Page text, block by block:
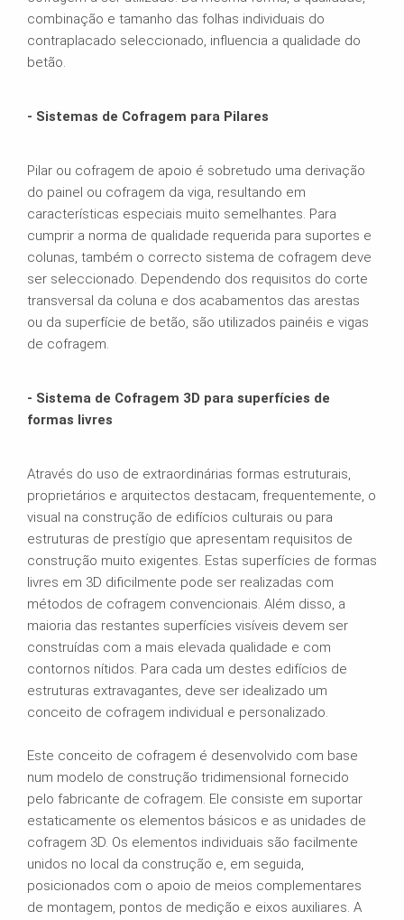
combinação e tamanho das folhas individuais do
contraplacado seleccionado, influencia a qualidade do
betão.
- Sistemas de Cofragem para Pilares
Pilar ou cofragem de apoio é sobretudo uma derivação
do painel ou cofragem da viga, resultando em
características especiais muito semelhantes. Para
cumprir a norma de qualidade requerida para suportes e
colunas, também o correcto sistema de cofragem deve
ser seleccionado. Dependendo dos requisitos do corte
transversal da coluna e dos acabamentos das arestas
ou da superfície de betão, são utilizados painéis e vigas
de cofragem.
- Sistema de Cofragem 3D para superfícies de
formas livres
Através do uso de extraordinárias formas estruturais,
proprietários e arquitectos destacam, frequentemente, o
visual na construção de edifícios culturais ou para
estruturas de prestígio que apresentam requisitos de
construção muito exigentes. Estas superfícies de formas
livres em 3D dificilmente pode ser realizadas com
métodos de cofragem convencionais. Além disso, a
maioria das restantes superfícies visíveis devem ser
construídas com a mais elevada qualidade e com
contornos nítidos. Para cada um destes edifícios de
estruturas extravagantes, deve ser idealizado um
conceito de cofragem individual e personalizado.
Este conceito de cofragem é desenvolvido com base
num modelo de construção tridimensional fornecido
pelo fabricante de cofragem. Ele consiste em suportar
estaticamente os elementos básicos e as unidades de
cofragem 3D. Os elementos individuais são facilmente
unidos no local da construção e, em seguida,
posicionados com o apoio de meios complementares
de montagem, pontos de medição e eixos auxiliares. A